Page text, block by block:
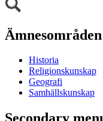
Ämnesområden
Historia
Religionskunskap
Geografi
Samhällskunskap